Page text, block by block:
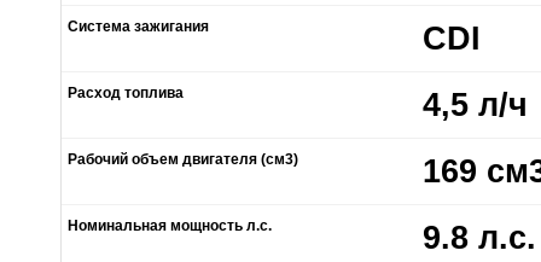
Система зажигания CDI
Расход топлива 4,5 л/ч
Рабочий объем двигателя (см3) 169
Номинальная мощность л.с. 9.8 л.с.